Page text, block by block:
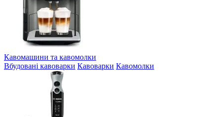
Кавомашини та кавомолки
Вбудовані кавоварки Кавоварки Кавомолки